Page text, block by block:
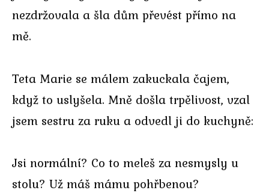
nezdržovala a šla dům převést přímo na
mě.
Teta Marie se málem zakuckala čajem,
když to uslyšela. Mně došla trpělivost, vzal
jsem sestru za ruku a odvedl ji do kuchyně:
Jsi normální? Co to meleš za nesmysly u
stolu? Už máš mámu pohřbenou?